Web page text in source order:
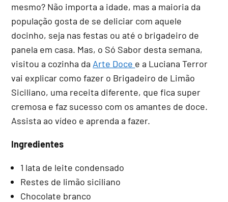
mesmo? Não importa a idade, mas a maioria da
população gosta de se deliciar com aquele
docinho, seja nas festas ou até o brigadeiro de
panela em casa. Mas, o Só Sabor desta semana,
visitou a cozinha da Arte Doce e a Luciana Terror
vai explicar como fazer o Brigadeiro de Limão
Siciliano, uma receita diferente, que fica super
cremosa e faz sucesso com os amantes de doce.
Assista ao vídeo e aprenda a fazer.
Ingredientes
1 lata de leite condensado
Restes de limão siciliano
Chocolate branco